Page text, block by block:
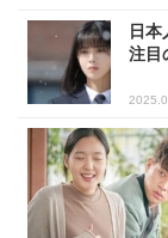
日本
注目